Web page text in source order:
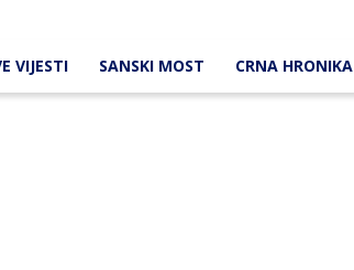
VIJESTI SANSKI MOST CRNA HRONIKA